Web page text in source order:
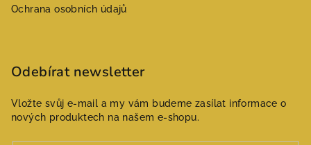
Ochrana osobních údajů
Odebírat newsletter
Vložte svůj e-mail a my vám budeme zasílat informace o
nových produktech na našem e-shopu.